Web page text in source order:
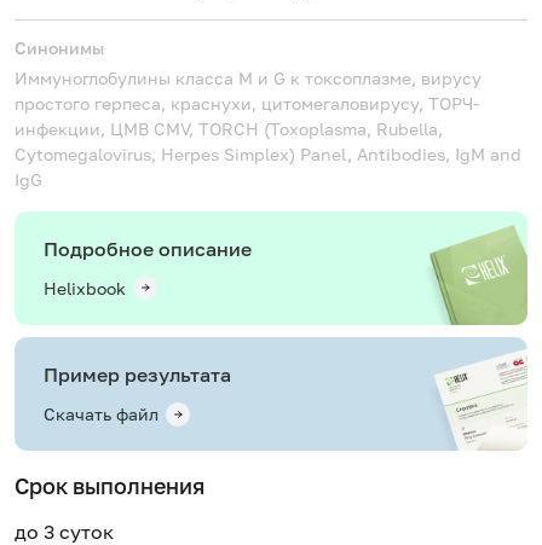
Синонимы
Иммуноглобулины класса М и G к токсоплазме, вирусу
простого герпеса, краснухи, цитомегаловирусу, ТОРЧ-
инфекции, ЦМВ CMV, TORCH (Toxoplasma, Rubella,
Cytomegalovirus, Herpes Simplex) Panel, Antibodies, IgM and
IgG
Подробное описание
Helixbook
Пример результата
Скачать файл
Срок выполнения
до 3 суток